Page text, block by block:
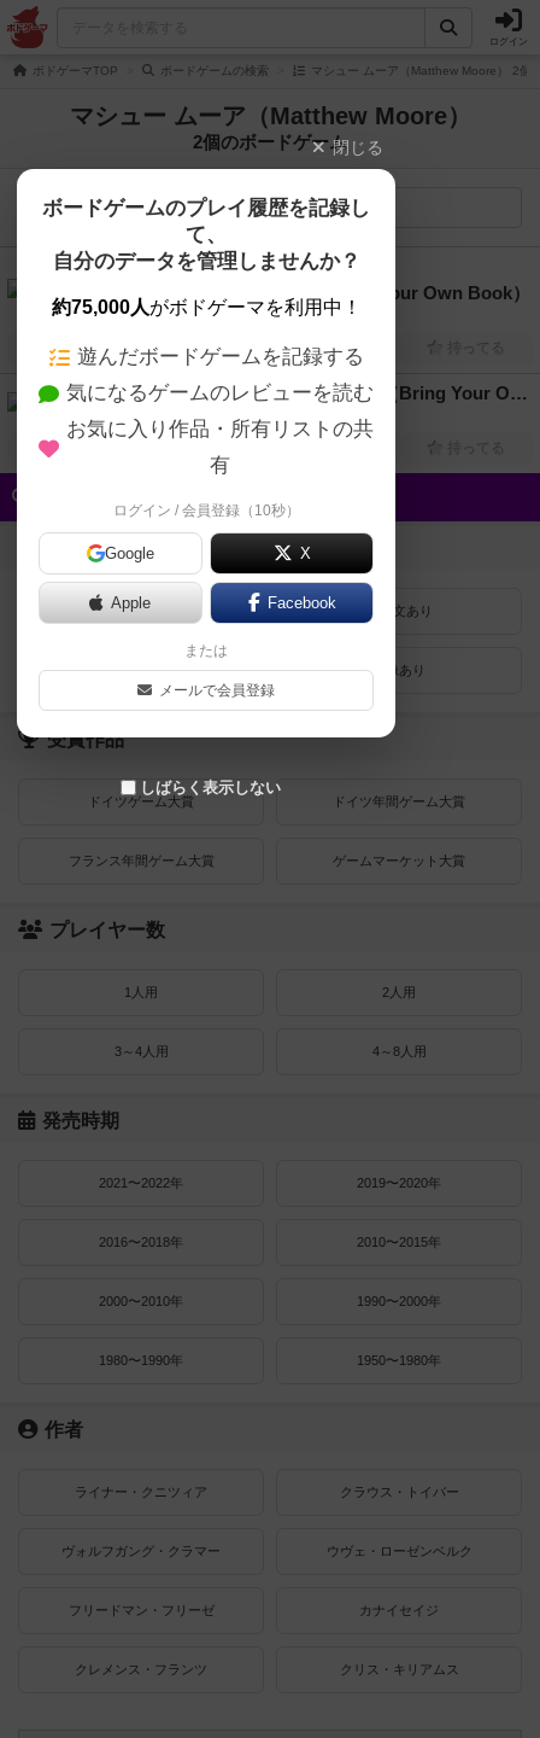
ログイン
ボドゲーマTOP ボードゲームの検索 マシュー ムーア（Matthew Moore） 2個
マシュー ムーア（Matthew Moore）
2個のボードゲーム
検索メニュー
5.9
みんなで本をもちよって（Bring Your Own Book）
2人～8人 20分前後 12歳～ 2019年～
興味あり 経験あり お気に入り 持ってる
ブリング・ユア・オウン・ブック（Bring Your Own Book）
3人～8人 20分～60分 12歳～
興味あり 持ってる
登録状況
最近登録された順 紹介文あり
レビューあり 画像あり
受賞作品
ドイツゲーム大賞 ドイツ年間ゲーム大賞
フランス年間ゲーム大賞 ゲームマーケット大賞
プレイヤー数
1人用 2人用
3～4人用 4～8人用
発売時期
2021〜2022年 2019〜2020年
2016〜2018年 2010〜2015年
2000〜2010年 1990〜2000年
1980〜1990年 1950〜1980年
作者
ライナー・クニツィア クラウス・トイバー
ヴォルフガング・クラマー ウヴェ・ローゼンベルク
フリードマン・フリーゼ カナイセイジ
クレメンス・フランツ クリス・キリアムス
閉じる
ボードゲームのプレイ履歴を記録し
て、
自分のデータを管理しませんか？
約75,000人がボドゲーマを利用中！
遊んだボードゲームを記録する
気になるゲームのレビューを読む
お気に入り作品・所有リストの共
有
ログイン / 会員登録（10秒）
Google X
Apple Facebook
または
メールで会員登録
しばらく表示しない